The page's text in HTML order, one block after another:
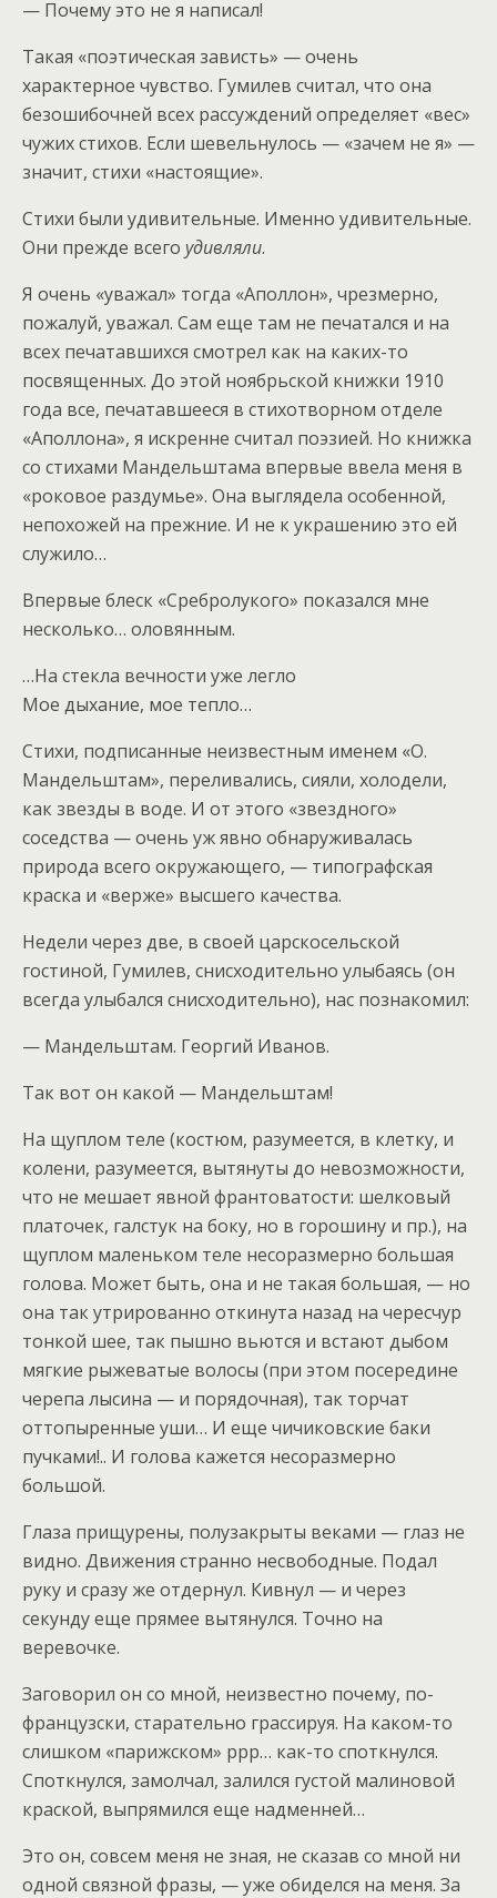
— Почему это не я написал!
Такая «поэтическая зависть» — очень
характерное чувство. Гумилев считал, что она
безошибочней всех рассуждений определяет «вес»
чужих стихов. Если шевельнулось — «зачем не я» —
значит, стихи «настоящие».
Стихи были удивительные. Именно удивительные.
Они прежде всего удивляли.
Я очень «уважал» тогда «Аполлон», чрезмерно,
пожалуй, уважал. Сам еще там не печатался и на
всех печатавшихся смотрел как на каких-то
посвященных. До этой ноябрьской книжки 1910
года все, печатавшееся в стихотворном отделе
«Аполлона», я искренне считал поэзией. Но книжка
со стихами Мандельштама впервые ввела меня в
«роковое раздумье». Она выглядела особенной,
непохожей на прежние. И не к украшению это ей
служило…
Впервые блеск «Сребролукого» показался мне
несколько… оловянным.
…На стекла вечности уже легло
Мое дыхание, мое тепло…
Стихи, подписанные неизвестным именем «О.
Мандельштам», переливались, сияли, холодели,
как звезды в воде. И от этого «звездного»
соседства — очень уж явно обнаруживалась
природа всего окружающего, — типографская
краска и «верже» высшего качества.
Недели через две, в своей царскосельской
гостиной, Гумилев, снисходительно улыбаясь (он
всегда улыбался снисходительно), нас познакомил:
— Мандельштам. Георгий Иванов.
Так вот он какой — Мандельштам!
На щуплом теле (костюм, разумеется, в клетку, и
колени, разумеется, вытянуты до невозможности,
что не мешает явной франтоватости: шелковый
платочек, галстук на боку, но в горошину и пр.), на
щуплом маленьком теле несоразмерно большая
голова. Может быть, она и не такая большая, — но
она так утрированно откинута назад на чересчур
тонкой шее, так пышно вьются и встают дыбом
мягкие рыжеватые волосы (при этом посередине
черепа лысина — и порядочная), так торчат
оттопыренные уши… И еще чичиковские баки
пучками!.. И голова кажется несоразмерно
большой.
Глаза прищурены, полузакрыты веками — глаз не
видно. Движения странно несвободные. Подал
руку и сразу же отдернул. Кивнул — и через
секунду еще прямее вытянулся. Точно на
веревочке.
Заговорил он со мной, неизвестно почему, по-
французски, старательно грассируя. На каком-то
слишком «парижском» ррр… как-то споткнулся.
Споткнулся, замолчал, залился густой малиновой
краской, выпрямился еще надменней…
Это он, совсем меня не зная, не сказав со мной ни
одной связной фразы, — уже обиделся на меня. За